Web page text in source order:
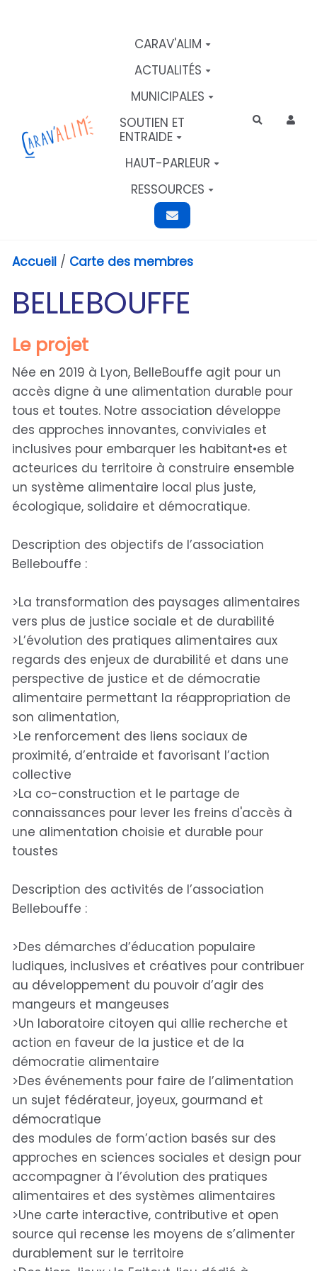
CARAV'ALIM
ACTUALITÉS
MUNICIPALES
SOUTIEN ET
ENTRAIDE
HAUT-PARLEUR
RESSOURCES
Rechercher
Accueil / Carte des membres
BELLEBOUFFE
Le projet
Née en 2019 à Lyon, BelleBouffe agit pour un
accès digne à une alimentation durable pour
tous et toutes. Notre association développe
des approches innovantes, conviviales et
inclusives pour embarquer les habitant•es et
acteurices du territoire à construire ensemble
un système alimentaire local plus juste,
écologique, solidaire et démocratique.
Description des objectifs de l’association
Bellebouffe :
>La transformation des paysages alimentaires
vers plus de justice sociale et de durabilité
>L’évolution des pratiques alimentaires aux
regards des enjeux de durabilité et dans une
perspective de justice et de démocratie
alimentaire permettant la réappropriation de
son alimentation,
>Le renforcement des liens sociaux de
proximité, d’entraide et favorisant l’action
collective
>La co-construction et le partage de
connaissances pour lever les freins d'accès à
une alimentation choisie et durable pour
toustes
Description des activités de l’association
Bellebouffe :
>Des démarches d’éducation populaire
ludiques, inclusives et créatives pour contribuer
au développement du pouvoir d’agir des
mangeurs et mangeuses
>Un laboratoire citoyen qui allie recherche et
action en faveur de la justice et de la
démocratie alimentaire
>Des événements pour faire de l’alimentation
un sujet fédérateur, joyeux, gourmand et
démocratique
des modules de form’action basés sur des
approches en sciences sociales et design pour
accompagner à l’évolution des pratiques
alimentaires et des systèmes alimentaires
>Une carte interactive, contributive et open
source qui recense les moyens de s’alimenter
durablement sur le territoire